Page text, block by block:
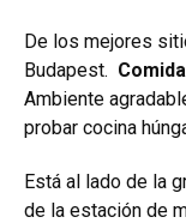
De los mejores
Budapest.
Ambiente
probar cocina
Está al lado de la
de la estación de